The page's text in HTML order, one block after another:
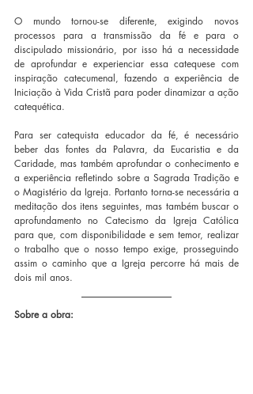
O mundo tornou-se diferente, exigindo novos
processos para a transmissão da fé e para o
discipulado missionário, por isso há a necessidade
de aprofundar e experienciar essa catequese com
inspiração catecumenal, fazendo a experiência de
Iniciação à Vida Cristã para poder dinamizar a ação
catequética.
Para ser catequista educador da fé, é necessário
beber das fontes da Palavra, da Eucaristia e da
Caridade, mas também aprofundar o conhecimento e
a experiência refletindo sobre a Sagrada Tradição e
o Magistério da Igreja. Portanto torna-se necessária a
meditação dos itens seguintes, mas também buscar o
aprofundamento no Catecismo da Igreja Católica
para que, com disponibilidade e sem temor, realizar
o trabalho que o nosso tempo exige, prosseguindo
assim o caminho que a Igreja percorre há mais de
dois mil anos.
Sobre a obra: